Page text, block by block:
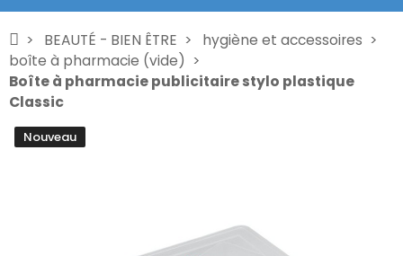
BEAUTÉ - BIEN ÊTRE
hygiène et accessoires
boîte à pharmacie (vide)
Boîte à pharmacie publicitaire stylo plastique
Classic
Nouveau